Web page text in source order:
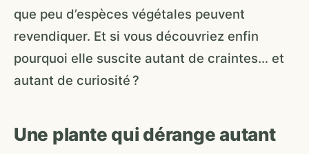
que peu d’espèces végétales peuvent
revendiquer. Et si vous découvriez enfin
pourquoi elle suscite autant de craintes… et
autant de curiosité ?
Une plante qui dérange autant